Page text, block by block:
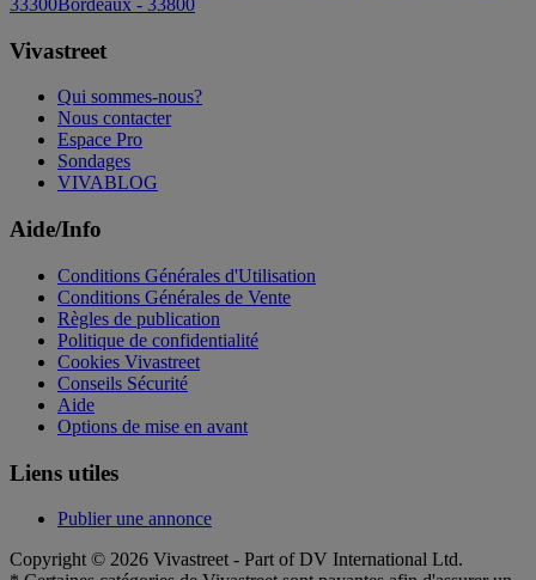
33300Bordeaux - 33800
Vivastreet
Qui sommes-nous?
Nous contacter
Espace Pro
Sondages
VIVABLOG
Aide/Info
Conditions Générales d'Utilisation
Conditions Générales de Vente
Règles de publication
Politique de confidentialité
Cookies Vivastreet
Conseils Sécurité
Aide
Options de mise en avant
Liens utiles
Publier une annonce
Copyright © 2026 Vivastreet - Part of DV International Ltd.